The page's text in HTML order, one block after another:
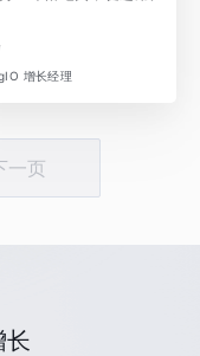
增长经理
一页
长